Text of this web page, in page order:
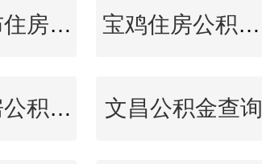
乌兰察布住房公积金查询 宝鸡住房公积金查询
广州住房公积金查询 文昌公积金查询